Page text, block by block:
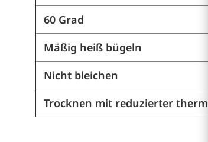
60 Grad
Mäßig heiß bügeln
Nicht bleichen
Trocknen mit reduzierter